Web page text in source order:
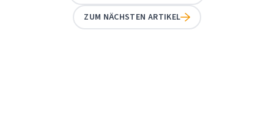
ZUM NÄCHSTEN ARTIKEL